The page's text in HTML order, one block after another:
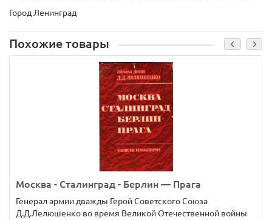
Город Ленинград
Похожие товары
Москва - Сталинград - Берлин — Прага
Генерал армии дважды Герой Советского Союза
Д.Д.Лелюшенко во время Великой Отечественной войны